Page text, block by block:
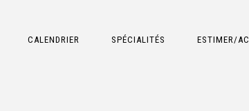
CALENDRIER SPÉCIALITÉS ESTIMER/